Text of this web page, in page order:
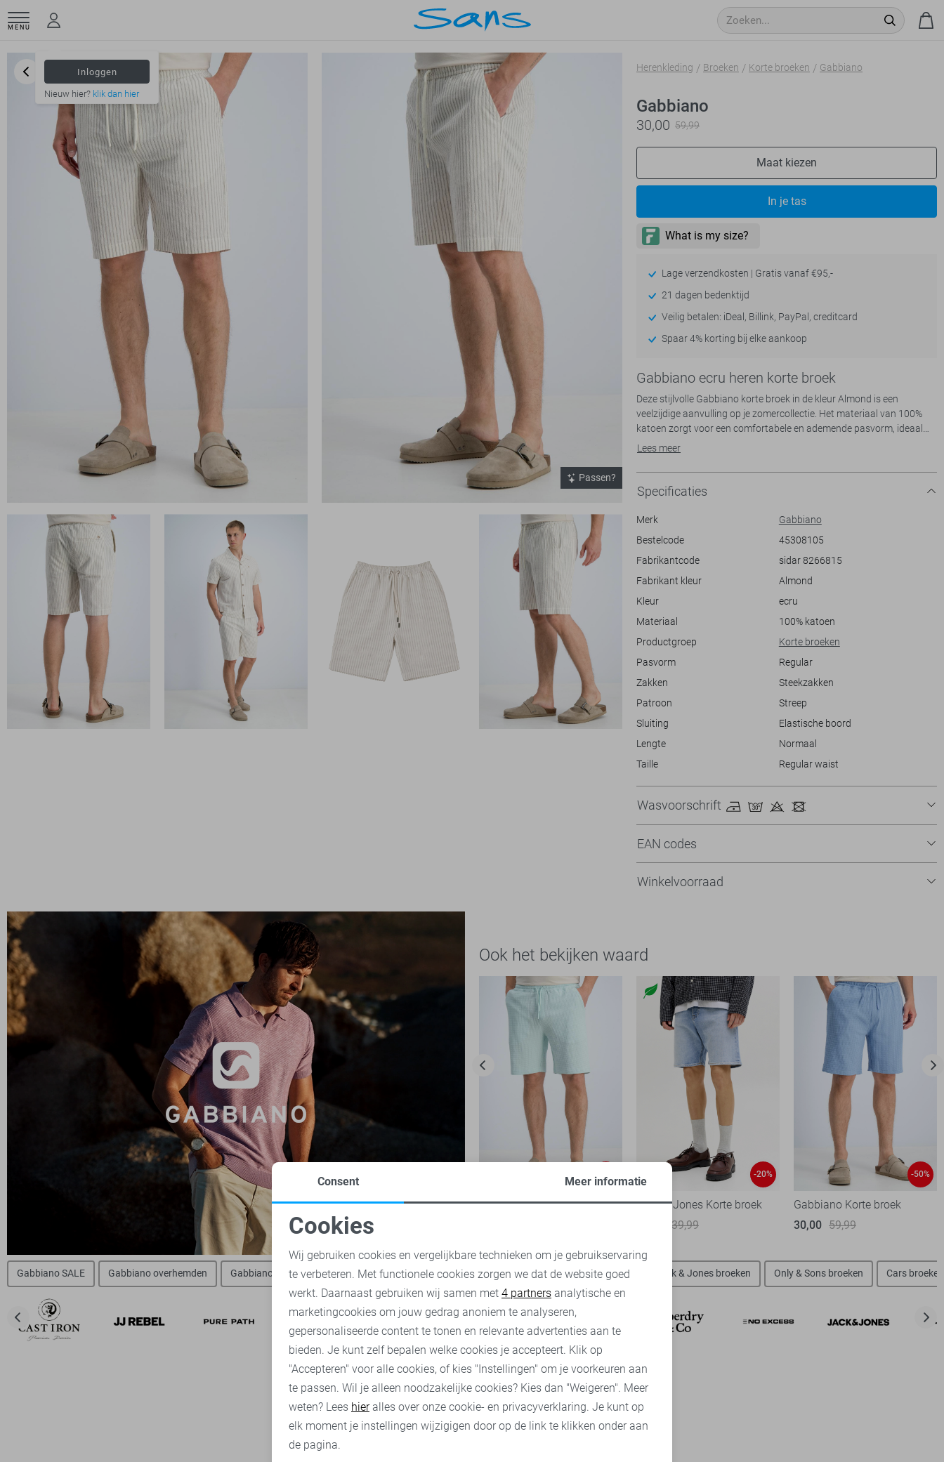
MENU
Inloggen
Nieuw hier? klik dan hier
Passen?
Herenkleding Broeken Korte broeken Gabbiano
Gabbiano
30,00 59,99
Maat kiezen
In je tas
Lage verzendkosten | Gratis vanaf €95,-
21 dagen bedenktijd
Veilig betalen: iDeal, Billink, PayPal, creditcard
Spaar 4% korting bij elke aankoop
Gabbiano ecru heren korte broek
Deze stijlvolle Gabbiano korte broek in de kleur Almond is een
veelzijdige aanvulling op je zomercollectie. Het materiaal van 100%
katoen zorgt voor een comfortabele en ademende pasvorm, ideaal
voor warmere dagen. Met zijn kenmerkende streeppatroon straalt het
verschillende outfits. De regular fit en elastische boord zorgen voor
een aangename pasvorm, terwijl de steekzakken praktisch gemak
toevoegen.
De Gabbiano korte broek is perfect voor diverse gelegenheden; of je
stedentrip maakt, deze broek biedt de perfecte balans tussen stijl en
comfort. De neutrale kleur maakt het eenvoudig te combineren met
casual T-shirts of een licht overhemd voor een meer gepolijste look.
een betrouwbare keuze is voor elke modebewuste man.
Lees meer
Specificaties
Merk
Gabbiano
Bestelcode
45308105
Fabrikantcode
sidar 8266815
Fabrikant kleur
Almond
Kleur
ecru
Materiaal
100% katoen
Productgroep
Korte broeken
Pasvorm
Regular
Zakken
Steekzakken
Patroon
Streep
Sluiting
Elastische boord
Lengte
Normaal
Taille
Regular waist
Wasvoorschrift
EAN codes
Winkelvoorraad
Ook het bekijken waard
Gabbiano Korte broek
-20%
Jack & Jones Korte broek
39,99
-50%
Gabbiano Korte broek
30,00 59,99
Gabbiano SALE Gabbiano overhemden Gabbiano t-shirts Gabbiano polo`s Gabbiano broeken Gabbiano korte broeken Jack & Jones broeken Only & Sons broeken Cars broeken
Noodzakelijke cookies
Analytische cookies Marketing cookies
Consent Meer informatie
Cookies
Wij gebruiken cookies en vergelijkbare technieken om je gebruikservaring
te verbeteren. Met functionele cookies zorgen we dat de website goed
werkt. Daarnaast gebruiken wij samen met 4 partners analytische en
marketingcookies om jouw gedrag anoniem te analyseren,
gepersonaliseerde content te tonen en relevante advertenties aan te
bieden. Je kunt zelf bepalen welke cookies je accepteert. Klik op
"Accepteren" voor alle cookies, of kies "Instellingen" om je voorkeuren aan
te passen. Wil je alleen noodzakelijke cookies? Kies dan "Weigeren". Meer
weten? Lees hieralles over onze cookie- en privacyverklaring. Je kunt op
elk moment je instellingen wijzigigen door op de link te klikken onder aan
de pagina.